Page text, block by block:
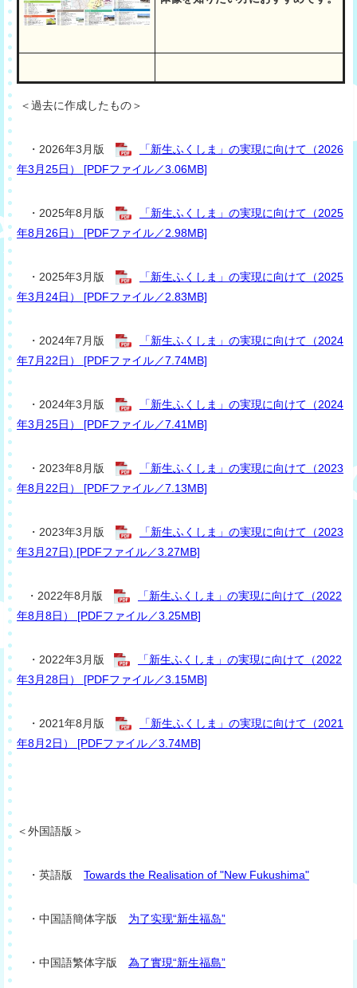
＜過去に作成したもの＞
・2026年3月版
「新生ふくしま」の実現に向けて（2026
年3月25日） [PDFファイル／3.06MB]
・2025年8月版
「新生ふくしま」の実現に向けて（2025
年8月26日） [PDFファイル／2.98MB]
・2025年3月版
「新生ふくしま」の実現に向けて（2025
年3月24日） [PDFファイル／2.83MB]
・2024年7月版
「新生ふくしま」の実現に向けて（2024
年7月22日） [PDFファイル／7.74MB]
・2024年3月版
「新生ふくしま」の実現に向けて（2024
年3月25日） [PDFファイル／7.41MB]
・2023年8月版
「新生ふくしま」の実現に向けて（2023
年8月22日） [PDFファイル／7.13MB]
・2023年3月版
「新生ふくしま」の実現に向けて（2023
年3月27日) [PDFファイル／3.27MB]
・2022年8月版
「新生ふくしま」の実現に向けて（2022
年8月8日） [PDFファイル／3.25MB]
・2022年3月版
「新生ふくしま」の実現に向けて（2022
年3月28日） [PDFファイル／3.15MB]
・2021年8月版
「新生ふくしま」の実現に向けて（2021
年8月2日） [PDFファイル／3.74MB]
＜外国語版＞
・英語版 Towards the Realisation of "New Fukushima"
・中国語簡体字版 为了实现“新生福岛”
・中国語繁体字版 為了實現“新生福島”